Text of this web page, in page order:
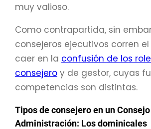
muy valioso.
Como contrapartida, sin
consejeros ejecutivos corren
caer en la confusión de los
consejero y de gestor, cuyas
competencias son distintas.
Tipos de consejero en un
Administración: Los dominicales